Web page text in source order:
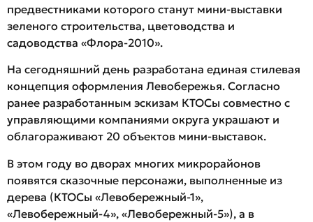
предвестниками которого станут мини-выставки
зеленого строительства, цветоводства и
садоводства «Флора-2010».
На сегодняшний день разработана единая стилевая
концепция оформления Левобережья. Согласно
ранее разработанным эскизам КТОСы совместно с
управляющими компаниями округа украшают и
облагораживают 20 объектов мини-выставок.
В этом году во дворах многих микрорайонов
появятся сказочные персонажи, выполненные из
дерева (КТОСы «Левобережный-1»,
«Левобережный-4», «Левобережный-5»), а в